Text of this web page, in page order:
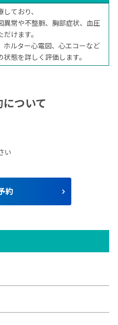
ており、
異常や不整脈、胸部症状、血圧
けます。
ルター心電図、心エコーなど
態を詳しく評価します。
ついて
い
約